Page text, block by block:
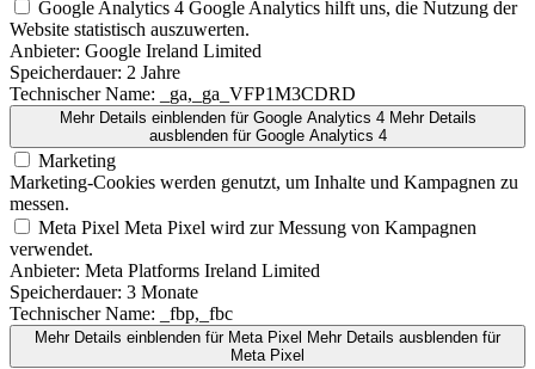
Google Analytics 4 Google Analytics hilft uns, die Nutzung der
Website statistisch auszuwerten.
Anbieter: Google Ireland Limited
Speicherdauer: 2 Jahre
Technischer Name: _ga,_ga_VFP1M3CDRD
Mehr Details einblendenfür Google Analytics 4 Mehr Details
ausblendenfür Google Analytics 4
Marketing
Marketing-Cookies werden genutzt, um Inhalte und Kampagnen zu
messen.
Meta Pixel Meta Pixel wird zur Messung von Kampagnen
verwendet.
Anbieter: Meta Platforms Ireland Limited
Speicherdauer: 3 Monate
Technischer Name: _fbp,_fbc
Mehr Details einblenden für Meta Pixel Mehr Details ausblenden für
Meta Pixel